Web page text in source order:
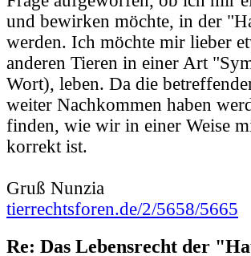
und bewirken möchte, in der
werden. Ich möchte mir lieber
anderen Tieren in einer Art
Wort), leben. Da die
weiter Nachkommen haben
finden, wie wir in einer Weise
korrekt ist.
Gruß Nunzia
tierrechtsforen.de/2/5658/5665
Re: Das Lebensrecht der